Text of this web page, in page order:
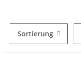
Sortierung